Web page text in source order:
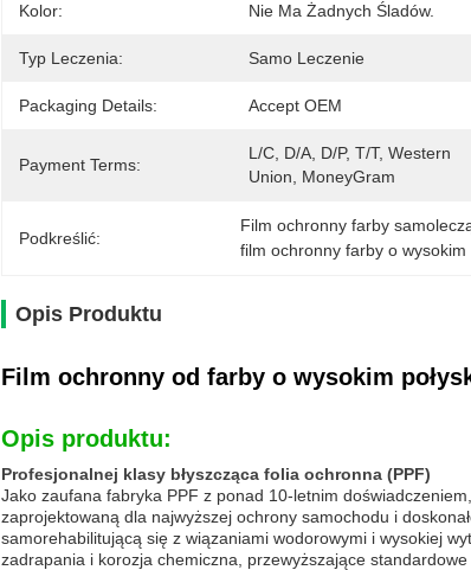
Kolor: Nie Ma Żadnych Śladów.
Typ Leczenia: Samo Leczenie
Packaging Details: Accept OEM
Payment Terms:
L/C, D/A, D/P, T/T, Western
Union, MoneyGram
Podkreślić:
Film ochronny farby
film ochronny farby o wysokim
Opis Produktu
Film ochronny od farby o wysokim
Opis produktu:
Profesjonalnej klasy błyszcząca folia ochronna (PPF)
Jako zaufana fabryka PPF z ponad 10-letnim
zaprojektowaną dla najwyższej ochrony samochodu i
samorehabilitującą się z wiązaniami wodorowymi i wysokiej
zadrapania i korozja chemiczna, przewyższające